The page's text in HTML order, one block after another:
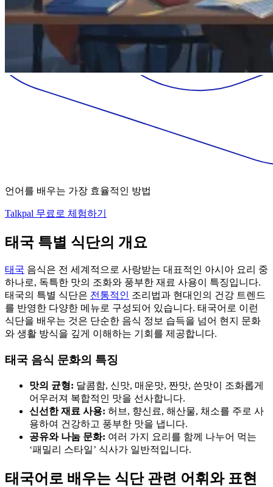
언어를 배우는 가장 효율적인 방법
Talkpal 무료로 체험하기
태국 특별 식단의 개요
태국 음식은 전 세계적으로 사랑받는 대표적인 아시아 요리 중
하나로, 독특한 맛의 조화와 풍부한 재료 사용이 특징입니다.
태국의 특별 식단은 전통적인 조리법과 현대인의 건강 트렌드
를 반영한 다양한 메뉴로 구성되어 있습니다. 태국어로 이런
식단을 배우는 것은 단순한 음식 정보 습득을 넘어 현지 문화
와 생활 방식을 깊게 이해하는 기회를 제공합니다.
태국 음식 문화의 특징
맛의 균형: 달콤함, 신맛, 매운맛, 짠맛, 쓴맛이 조화롭게
어우러져 복합적인 맛을 선사합니다.
신선한 재료 사용: 허브, 향신료, 해산물, 채소를 주로 사
용하여 건강하고 풍부한 맛을 냅니다.
공유와 나눔 문화: 여러 가지 요리를 함께 나누어 먹는
‘패밀리 스타일’ 식사가 일반적입니다.
태국어로 배우는 식단 관련 어휘와 표현